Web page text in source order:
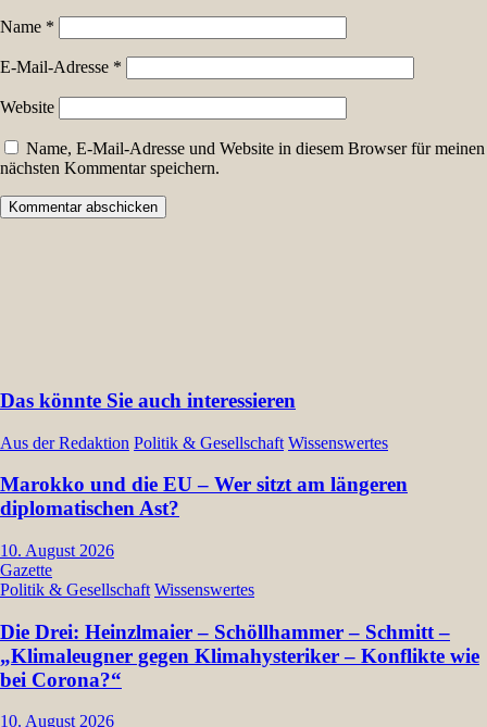
Name *
E-Mail-Adresse *
Website
Name, E-Mail-Adresse und Website in diesem Browser für meinen
nächsten Kommentar speichern.
Das könnte Sie auch interessieren
Aus der Redaktion Politik & Gesellschaft Wissenswertes
Marokko und die EU – Wer sitzt am längeren
diplomatischen Ast?
10. August 2026
Gazette
Politik & Gesellschaft Wissenswertes
Die Drei: Heinzlmaier – Schöllhammer – Schmitt –
„Klimaleugner gegen Klimahysteriker – Konflikte wie
bei Corona?“
10. August 2026